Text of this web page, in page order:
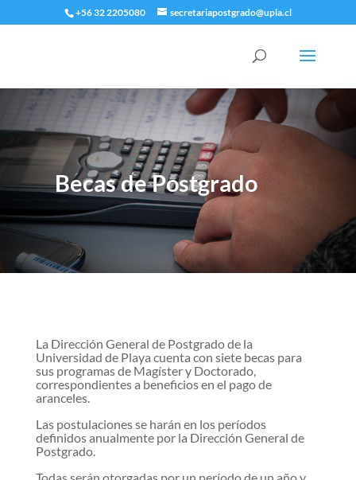
+56 32 2205080 secretariapostgrado@upla.cl
Becas de Postgrado
La Dirección General de Postgrado de la
Universidad de Playa cuenta con siete becas para
sus programas de Magíster y Doctorado,
correspondientes a beneficios en el pago de
aranceles.
Las postulaciones se harán en los períodos
definidos anualmente por la Dirección General de
Postgrado.